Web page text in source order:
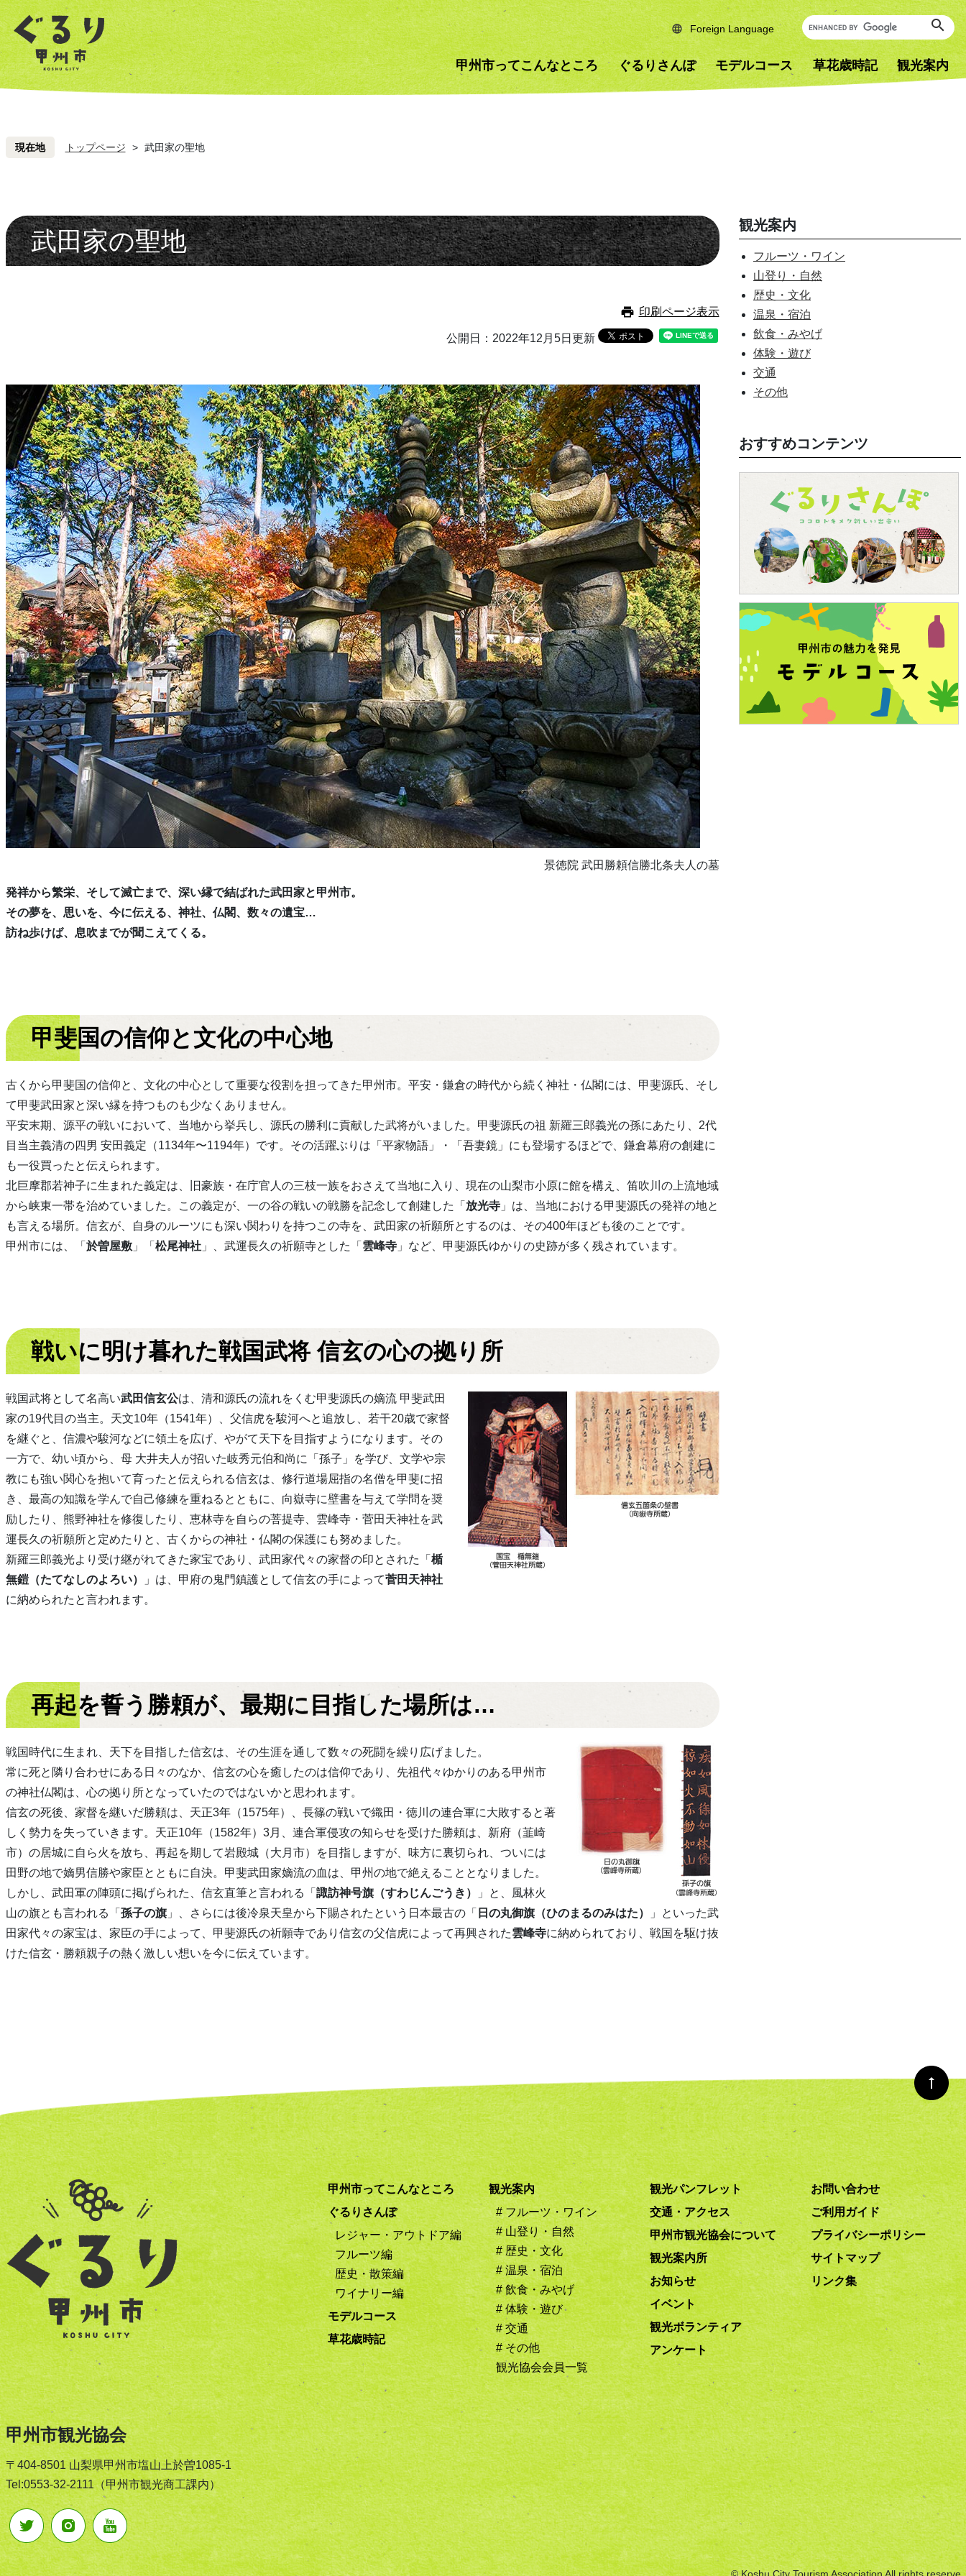
ペ
ー
ジ
の
先
こ
こ
を
読
み
へ
ペ
ー
ジ
の
先
こ
こ
を
読
み
へ
Foreign Language
甲州市ってこんなところ ぐるりさんぽ モデルコース 草花歳時記 観光案内
現在地 トップページ > 武田家の聖地
武田家の聖地
印刷ページ表示
公開日：2022年12月5日更新
景徳院 武田勝頼信勝北条夫人の墓
発祥から繁栄、そして滅亡まで、深い縁で結ばれた武田家と甲州市。
その夢を、思いを、今に伝える、神社、仏閣、数々の遺宝…
訪ね歩けば、息吹までが聞こえてくる。
甲斐国の信仰と文化の中心地
古くから甲斐国の信仰と、文化の中心として重要な役割を担ってきた甲州市。平安・鎌倉の時代から続く神社・仏閣には、甲斐源氏、そし
て甲斐武田家と深い縁を持つものも少なくありません。
平安末期、源平の戦いにおいて、当地から挙兵し、源氏の勝利に貢献した武将がいました。甲斐源氏の祖 新羅三郎義光の孫にあたり、2代
目当主義清の四男 安田義定（1134年〜1194年）です。その活躍ぶりは「平家物語」・「吾妻鏡」にも登場するほどで、鎌倉幕府の創建に
も一役買ったと伝えられます。
北巨摩郡若神子に生まれた義定は、旧豪族・在庁官人の三枝一族をおさえて当地に入り、現在の山梨市小原に館を構え、笛吹川の上流地域
から峡東一帯を治めていました。この義定が、一の谷の戦いの戦勝を記念して創建した「 放光寺」は、当地における甲斐源氏の発祥の地と
も言える場所。信玄が、自身のルーツにも深い関わりを持つこの寺を、武田家の祈願所とするのは、その400年ほども後のことです。
甲州市には、「 於曽屋敷」「 松尾神社」、武運長久の祈願寺とした「 雲峰寺」など、甲斐源氏ゆかりの史跡が多く残されています。
戦いに明け暮れた戦国武将 信玄の心の拠り所
戦国武将として名高い武田信玄公は、清和源氏の流れをくむ甲斐源氏の嫡流 甲斐武田
家の19代目の当主。天文10年（1541年）、父信虎を駿河へと追放し、若干20歳で家督
を継ぐと、信濃や駿河などに領土を広げ、やがて天下を目指すようになります。その
一方で、幼い頃から、母 大井夫人が招いた岐秀元伯和尚に「孫子」を学び、文学や宗
教にも強い関心を抱いて育ったと伝えられる信玄は、修行道場屈指の名僧を甲斐に招
き、最高の知識を学んで自己修練を重ねるとともに、向嶽寺に壁書を与えて学問を奨
励したり、熊野神社を修復したり、恵林寺を自らの菩提寺、雲峰寺・菅田天神社を武
運長久の祈願所と定めたりと、古くからの神社・仏閣の保護にも努めました。
新羅三郎義光より受け継がれてきた家宝であり、武田家代々の家督の印とされた「 楯
無鎧（たてなしのよろい）
」は、甲府の鬼門鎮護として信玄の手によって菅田天神社
に納められたと言われます。
再起を誓う勝頼が、最期に目指した場所は…
戦国時代に生まれ、天下を目指した信玄は、その生涯を通して数々の死闘を繰り広げました。
常に死と隣り合わせにある日々のなか、信玄の心を癒したのは信仰であり、先祖代々ゆかりのある甲州市
の神社仏閣は、心の拠り所となっていたのではないかと思われます。
信玄の死後、家督を継いだ勝頼は、天正3年（1575年）、長篠の戦いで織田・徳川の連合軍に大敗すると著
しく勢力を失っていきます。天正10年（1582年）3月、連合軍侵攻の知らせを受けた勝頼は、新府（韮崎
市）の居城に自ら火を放ち、再起を期して岩殿城（大月市）を目指しますが、味方に裏切られ、ついには
田野の地で嫡男信勝や家臣とともに自決。甲斐武田家嫡流の血は、甲州の地で絶えることとなりました。
しかし、武田軍の陣頭に掲げられた、信玄直筆と言われる「 諏訪神号旗（すわじんごうき）
」と、風林火
山の旗とも言われる「 孫子の旗」、さらには後冷泉天皇から下賜されたという日本最古の「 日の丸御旗（ひのまるのみはた）
」といった武
田家代々の家宝は、家臣の手によって、甲斐源氏の祈願寺であり信玄の父信虎によって再興された雲峰寺に納められており、戦国を駆け抜
けた信玄・勝頼親子の熱く激しい想いを今に伝えています。
観光案内
フルーツ・ワイン
山登り・自然
歴史・文化
温泉・宿泊
飲食・みやげ
体験・遊び
交通
その他
おすすめコンテンツ
甲州市観光協会
〒404-8501 山梨県甲州市塩山上於曽1085-1
Tel:0553-32-2111（甲州市観光商工課内）
甲州市ってこんなところ
ぐるりさんぽ
レジャー・アウトドア編
フルーツ編
歴史・散策編
ワイナリー編
モデルコース
草花歳時記
観光案内
# フルーツ・ワイン
# 山登り・自然
# 歴史・文化
# 温泉・宿泊
# 飲食・みやげ
# 体験・遊び
# 交通
# その他
観光協会会員一覧
観光パンフレット
交通・アクセス
甲州市観光協会について
観光案内所
お知らせ
イベント
観光ボランティア
アンケート
お問い合わせ
ご利用ガイド
プライバシーポリシー
サイトマップ
リンク集